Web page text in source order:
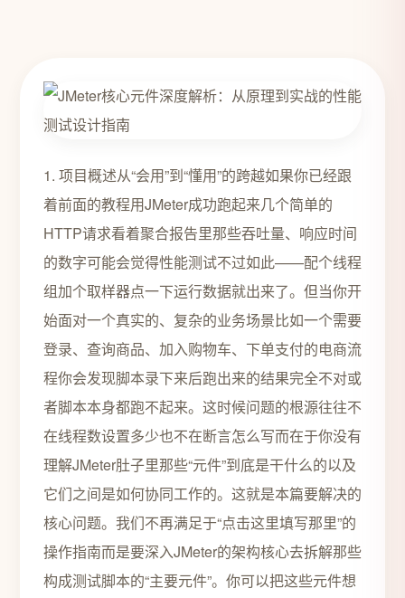
1. 项目概述从“会用”到“懂用”的跨越如果你已经跟
着前面的教程用JMeter成功跑起来几个简单的
HTTP请求看着聚合报告里那些吞吐量、响应时间
的数字可能会觉得性能测试不过如此——配个线程
组加个取样器点一下运行数据就出来了。但当你开
始面对一个真实的、复杂的业务场景比如一个需要
登录、查询商品、加入购物车、下单支付的电商流
程你会发现脚本录下来后跑出来的结果完全不对或
者脚本本身都跑不起来。这时候问题的根源往往不
在线程数设置多少也不在断言怎么写而在于你没有
理解JMeter肚子里那些“元件”到底是干什么的以及
它们之间是如何协同工作的。这就是本篇要解决的
核心问题。我们不再满足于“点击这里填写那里”的
操作指南而是要深入JMeter的架构核心去拆解那些
构成测试脚本的“主要元件”。你可以把这些元件想